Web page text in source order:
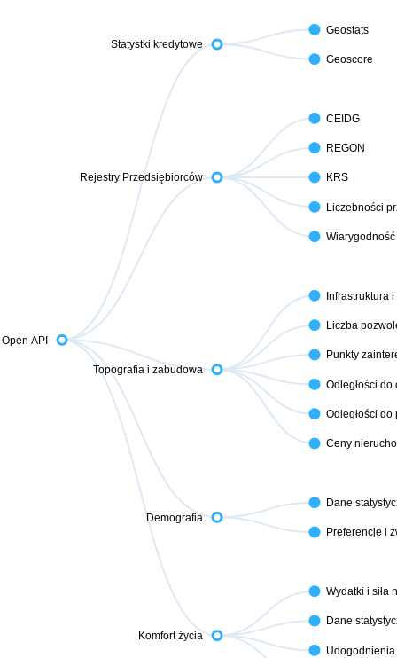
Open API
Statystki kredytowe
Rejestry Przedsiębiorców
Topografia i zabudowa
Demografia
Komfort życia
Geostats
Geoscore
CEIDG
REGON
KRS
Liczebności
Wiarygodność
Infrastruktura
Liczba
Punkty
Odległości
Odległości
Ceny
Dane
Preferencje i
Wydatki i siła
Dane